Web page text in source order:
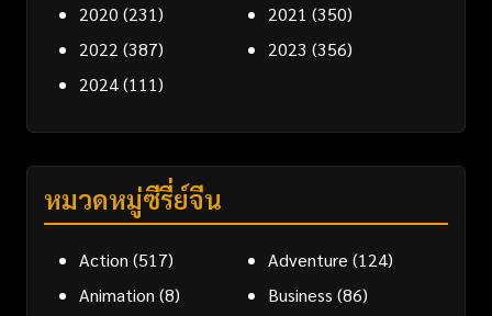
2020 (231) 2021 (350)
2022 (387) 2023 (356)
2024(111)
หมวดหมู่ซีรี่ย์จีน
Action (517) Adventure (124)
Animation (8) Business (86)